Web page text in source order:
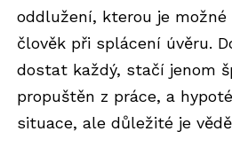
oddlužení, kterou je
člověk při splácení úvěru.
dostat každý, stačí jenom
propuštěn z práce, a
situace, ale důležité je